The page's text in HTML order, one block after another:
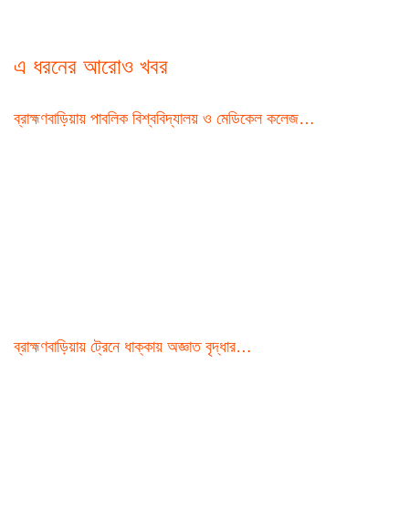
এ ধরনের আরোও খবর
ব্রাহ্মণবাড়িয়ায় পাবলিক বিশ্ববিদ্যালয় ও মেডিকেল কলেজ…
ব্রাহ্মণবাড়িয়ায় ট্রেনে ধাক্কায় অজ্ঞাত বৃদ্ধার…